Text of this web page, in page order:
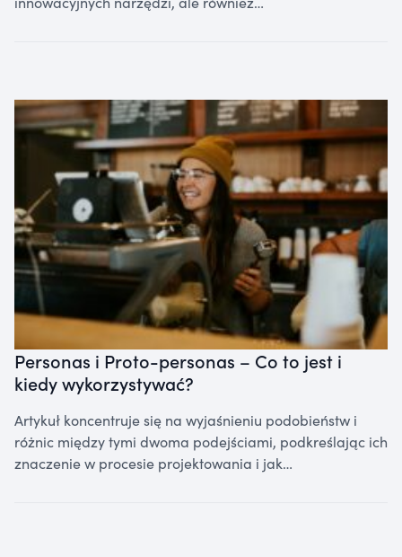
Personas i Proto-personas – Co to jest i
kiedy wykorzystywać?
Artykuł koncentruje się na wyjaśnieniu podobieństw i
różnic między tymi dwoma podejściami, podkreślając ich
znaczenie w procesie projektowania i jak…